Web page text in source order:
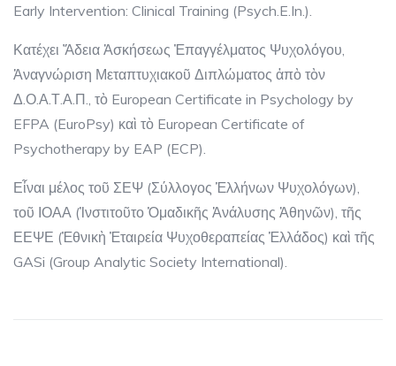
Early Intervention: Clinical Training (Psych.E.In.).
Κατέχει Ἄδεια Ἀσκήσεως Ἐπαγγέλματος Ψυχολόγου,
Ἀναγνώριση Μεταπτυχιακοῦ Διπλώματος ἀπὸ τὸν
Δ.Ο.Α.Τ.Α.Π., τὸ European Certificate in Psychology by
EFPA (EuroPsy) καὶ τὸ European Certificate of
Psychotherapy by EAP (ECP).
Εἶναι μέλος τοῦ ΣΕΨ (Σύλλογος Ἑλλήνων Ψυχολόγων),
τοῦ ΙΟΑΑ (Ἰνστιτοῦτο Ὁμαδικῆς Ἀνάλυσης Ἀθηνῶν), τῆς
ΕΕΨΕ (Ἐθνικὴ Ἐταιρεία Ψυχοθεραπείας Ἑλλάδος) καὶ τῆς
GASi (Group Analytic Society International).